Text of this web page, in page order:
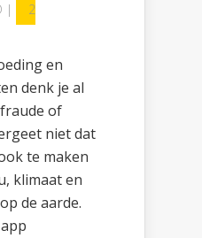
|
2
en
denk je al
of
niet dat
te maken
klimaat en
de aarde.